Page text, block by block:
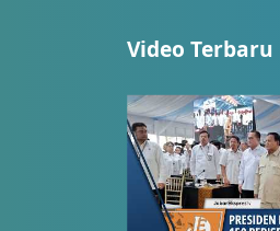
Video Terbaru